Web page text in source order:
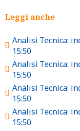
Leggi anche
Analisi Tecnica:
15:50
Analisi Tecnica:
15:50
Analisi Tecnica:
15:50
Analisi Tecnica:
15:50